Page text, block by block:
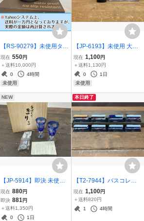
【RS-90279】未使用タグ
付 peace park スノーブー
ツ ウィンターブーツ 防滑
防水 撥水 保温 PP003 ブ
ラウン 24.0 札幌直接可
現在 550円
＋送料10,000円
0
4時間
未使用
【JP-6193】未使用 大量
セット ハンディワイパー
収納 tower Yamazaki スタ
ンド 東京引取可【千円市
場】
現在 1,100円
＋送料1,130円
0
1日
未使用
NEW
【JP-5914】即決 未使用
手づくり きりこ ペアグラ
ス ワイングラス 丸山ステ
ンレス株式会社 同梱可 東
京引取可【千円市場】
現在 880円
即決 881円
＋送料1,350円
0
1日
本日終了
【T2-7944】バスコレク
ション 京商 ダイキャスト
バス 西日本JRバス/東武バ
スウエスト 他 8点 大量 ま
現在 1,100円
＋送料820円
1
4時間